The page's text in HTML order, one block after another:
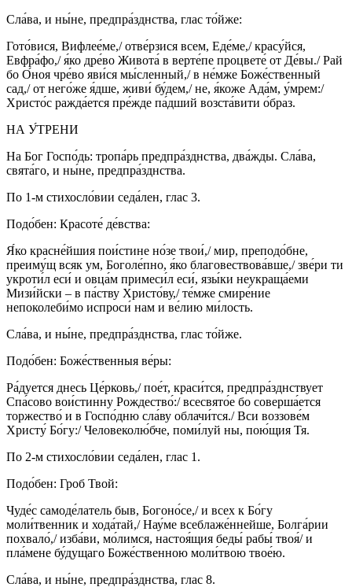
Сла́ва, и ны́не, предпра́зднства, глас то́йже:
Гото́вися, Вифлее́ме,/ отве́рзися всем, Еде́ме,/ красу́йся,
Евфра́фо,/ я́ко дре́во Живота́ в верте́пе процвете́ от Де́вы./ Рай
бо О́ноя чре́во яви́ся мы́сленный,/ в не́мже Боже́ственный
сад,/ от него́же я́дше, живи́ бу́дем,/ не, я́коже Ада́м, у́мрем:/
Христо́с ражда́ется пре́жде па́дший возста́вити о́браз.
НА У́ТРЕНИ
На Бог Госпо́дь: тропа́рь предпра́зднства, два́жды. Сла́ва,
свята́го, и ны́не, предпра́зднства.
По 1-м стихосло́вии седа́лен, глас 3.
Подо́бен: Красоте́ де́вства:
Я́ко красне́йшия пои́стине но́зе твои́,/ мир, преподо́бне,
преиму́щ всяк ум, Боголе́пно, я́ко благовествова́вше,/ зве́ри ти
укроти́л еси́ и овца́м примеси́л еси́, язы́ки неукраща́еми
Мизи́йски – в па́ству Христо́ву,/ те́мже смире́ние
непоколеби́мо испроси́ нам и ве́лию ми́лость.
Сла́ва, и ны́не, предпра́зднства, глас то́йже.
Подо́бен: Боже́ственныя ве́ры:
Ра́дуется днесь Це́рковь,/ пое́т, краси́тся, предпра́зднствует
Спа́сово вои́стинну Рождество́:/ всесвято́е бо соверша́ется
торжество́ и в Госпо́дню сла́ву облачи́тся./ Вси воззове́м
Христу́ Бо́гу:/ Человеколю́бче, поми́луй ны, пою́щия Тя.
По 2-м стихосло́вии седа́лен, глас 1.
Подо́бен: Гроб Твой:
Чуде́с самоде́латель быв, Богоно́се,/ и всех к Бо́гу
моли́твенник и хода́тай,/ Нау́ме всеблаже́ннейше, Болга́рии
похвало́,/ изба́ви, мо́лимся, настоя́щия беды́ рабы́ твоя́/ и
пла́мене бу́дущаго Боже́ственною моли́твою твое́ю.
Сла́ва, и ны́не, предпра́зднства, глас 8.